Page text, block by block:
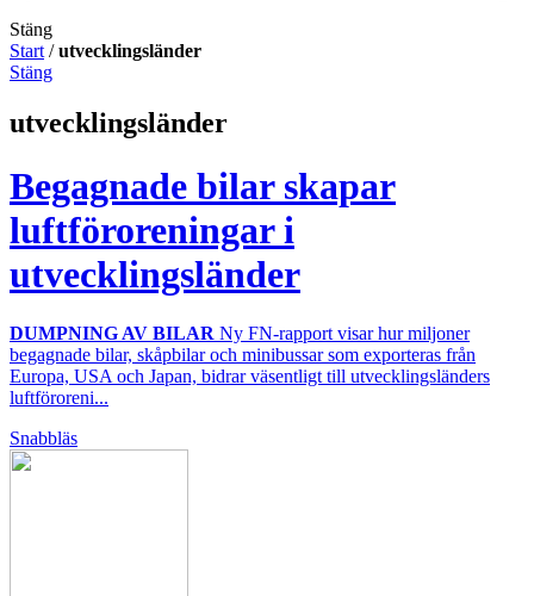
Stäng
Start /utvecklingsländer
Stäng
utvecklingsländer
Begagnade bilar skapar
luftföroreningar i
utvecklingsländer
DUMPNING AV BILAR Ny FN-rapport visar hur miljoner
begagnade bilar, skåpbilar och minibussar som exporteras från
Europa, USA och Japan, bidrar väsentligt till utvecklingsländers
luftföroreni...
Snabbläs